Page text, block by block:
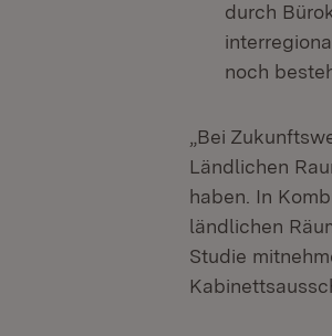
durch
noch
„Bei
Ländlichen
haben. In
ländlichen
Studie